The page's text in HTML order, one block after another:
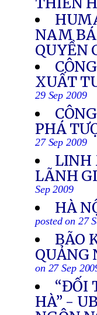
NAM
QUYỀN
XUẤT
29 Sep 2009
PHÁ
27 Sep 2009
LINH
LÃNH
Sep 2009
HÀ
posted on 27
BÃO
QUẢNG
on 27 Sep
“ĐỐI
HÀ” -